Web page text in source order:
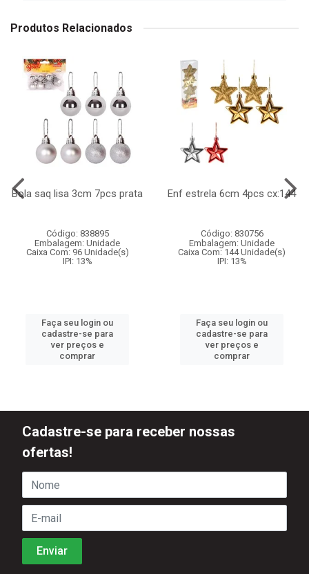
Produtos Relacionados
Bola saq lisa 3cm 7pcs prata
Código: 838895
Embalagem: Unidade
Caixa Com: 96 Unidade(s)
IPI: 13%
Faça seu login ou
cadastre-se para
ver preços e
comprar
Enf estrela 6cm 4pcs cx:144
Código: 830756
Embalagem: Unidade
Caixa Com: 144 Unidade(s)
IPI: 13%
Faça seu login ou
cadastre-se para
ver preços e
comprar
Cadastre-se para receber nossas
ofertas!